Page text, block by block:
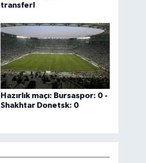
transfer!
Hazırlık maçı: Bursaspor: 0 -
Shakhtar Donetsk: 0